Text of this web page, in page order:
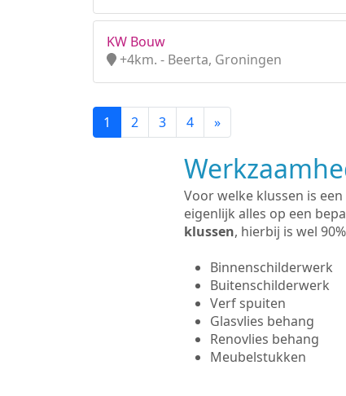
KW Bouw
+4km. - Beerta, Groningen
1 2 3 4 »
Voor welke klussen is
eigenlijk alles op een
klussen, hierbij is wel
Binnenschilderwerk
Buitenschilderwerk
Verf spuiten
Glasvlies behang
Renovlies behang
Meubelstukken